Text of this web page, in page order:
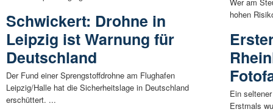
Schwickert: Drohne in
Leipzig ist Warnung für
Deutschland
Der Fund einer Sprengstoffdrohne am Flughafen
Leipzig/Halle hat die Sicherheitslage in Deutschland
erschüttert. ...
hohen
Ein
Erstmals